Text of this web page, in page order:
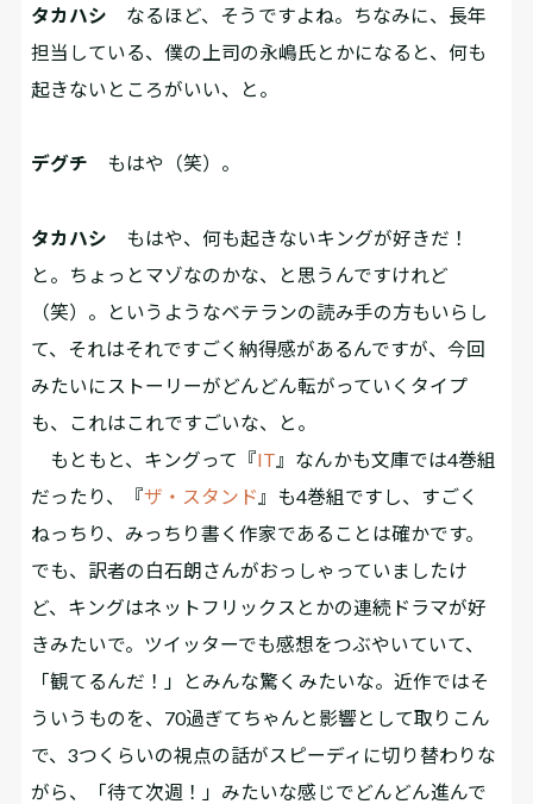
タカハシ なるほど、そうですよね。ちなみに、長年
担当している、僕の上司の永嶋氏とかになると、何も
起きないところがいい、と。
デグチ もはや（笑）。
タカハシ もはや、何も起きないキングが好きだ！
と。ちょっとマゾなのかな、と思うんですけれど
（笑）。というようなベテランの読み手の方もいらし
て、それはそれですごく納得感があるんですが、今回
みたいにストーリーがどんどん転がっていくタイプ
も、これはこれですごいな、と。
もともと、キングって『IT 』なんかも文庫では4巻組
だったり、『ザ・スタンド 』も4巻組ですし、すごく
ねっちり、みっちり書く作家であることは確かです。
でも、訳者の白石朗さんがおっしゃっていましたけ
ど、キングはネットフリックスとかの連続ドラマが好
きみたいで。ツイッターでも感想をつぶやいていて、
「観てるんだ！」とみんな驚くみたいな。近作ではそ
ういうものを、70過ぎてちゃんと影響として取りこん
で、3つくらいの視点の話がスピーディに切り替わりな
がら、「待て次週！」みたいな感じでどんどん進んで